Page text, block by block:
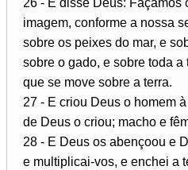
26 - E disse Deus: Façamos
imagem, conforme a nossa
sobre os peixes do mar, e
sobre o gado, e sobre toda a
que se move sobre a terra.
27 - E criou Deus o homem
de Deus o criou; macho e
28 - E Deus os abençoou e
e multiplicai-vos, e enchei a